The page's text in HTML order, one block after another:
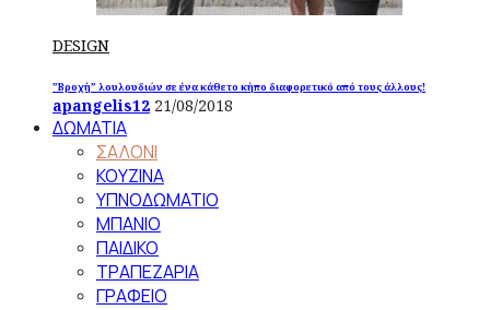
DESIGN
”Βροχή” λουλουδιών σε ένα κάθετο κήπο διαφορετικό από τους άλλους!
apangelis12 21/08/2018
ΔΩΜΑΤΙΑ
ΣΑΛΟΝΙ
ΚΟΥΖΙΝΑ
ΥΠΝΟΔΩΜΑΤΙΟ
ΜΠΑΝΙΟ
ΠΑΙΔΙΚΟ
ΤΡΑΠΕΖΑΡΙΑ
ΓΡΑΦΕΙΟ